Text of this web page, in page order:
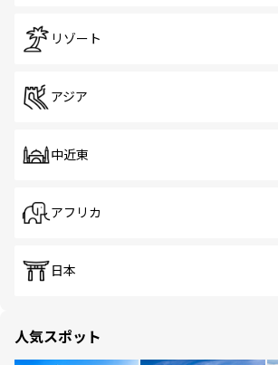
リゾート
アジア
中近東
アフリカ
日本
人気スポット